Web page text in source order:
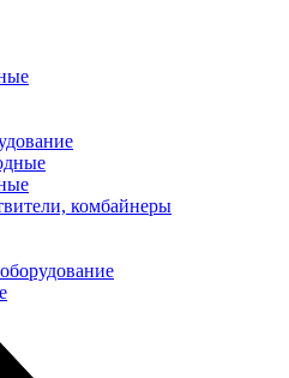
комбайнеры